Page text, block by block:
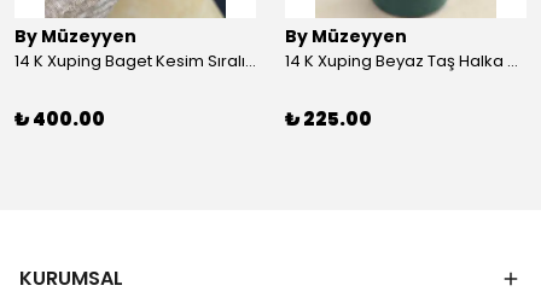
By Müzeyyen
14 K Xuping Baget Kesim Sıralı Bileklik
₺ 400.00
By Müzeyyen
14 K Xuping Beyaz Taş Halka Küpe
₺ 225.00
KURUMSAL